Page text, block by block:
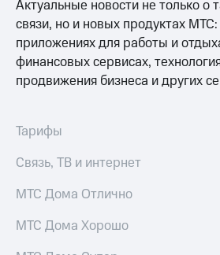
Актуальные новости не только о
связи, но и новых продуктах
приложениях для работы и
финансовых сервисах,
продвижения бизнеса и других
Тарифы
Связь, ТВ и интернет
МТС Дома Отлично
МТС Дома Хорошо